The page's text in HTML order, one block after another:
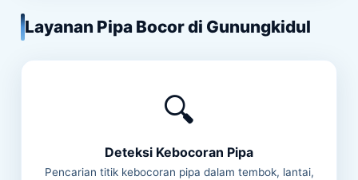
Layanan Pipa Bocor di Gunungkidul
🔍
Deteksi Kebocoran Pipa
Pencarian titik kebocoran pipa dalam tembok, lantai,